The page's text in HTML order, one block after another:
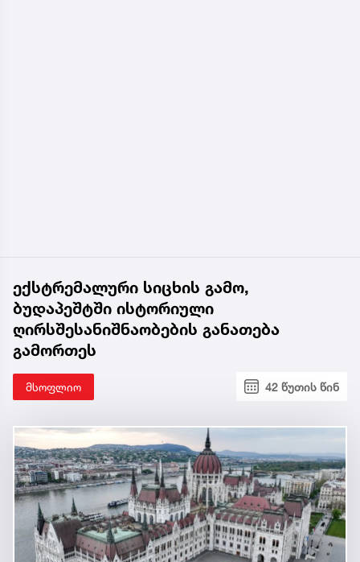
ექსტრემალური სიცხის გამო,
ბუდაპეშტში ისტორიული
ღირსშესანიშნაობების განათება
გამორთეს
მსოფლიო 42 წუთის წინ